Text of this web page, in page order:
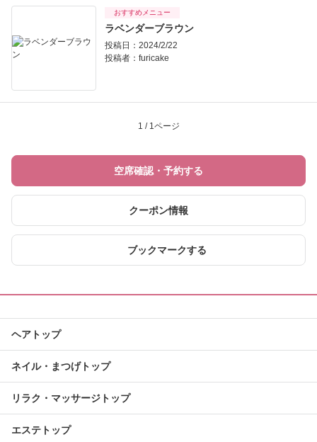
おすすめメニュー
ラベンダーブラウン
投稿日：2024/2/22
投稿者： furicake
1 / 1ページ
空席確認・予約する
クーポン情報
ブックマークする
ヘアトップ
ネイル・まつげトップ
リラク・マッサージトップ
エステトップ